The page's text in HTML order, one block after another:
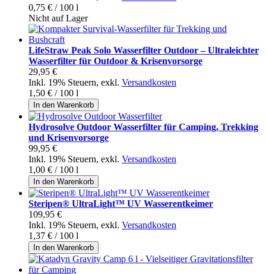
0,75 € / 100 l
Nicht auf Lager
LifeStraw Peak Solo Wasserfilter Outdoor – Ultraleichter
Wasserfilter für Outdoor & Krisenvorsorge
29,95 €
Inkl. 19% Steuern, exkl. Versandkosten
1,50 € / 100 l
In den Warenkorb
Hydrosolve Outdoor Wasserfilter für Camping, Trekking
und Krisenvorsorge
99,95 €
Inkl. 19% Steuern, exkl. Versandkosten
1,00 € / 100 l
In den Warenkorb
Steripen® UltraLight™ UV Wasserentkeimer
109,95 €
Inkl. 19% Steuern, exkl. Versandkosten
1,37 € / 100 l
In den Warenkorb